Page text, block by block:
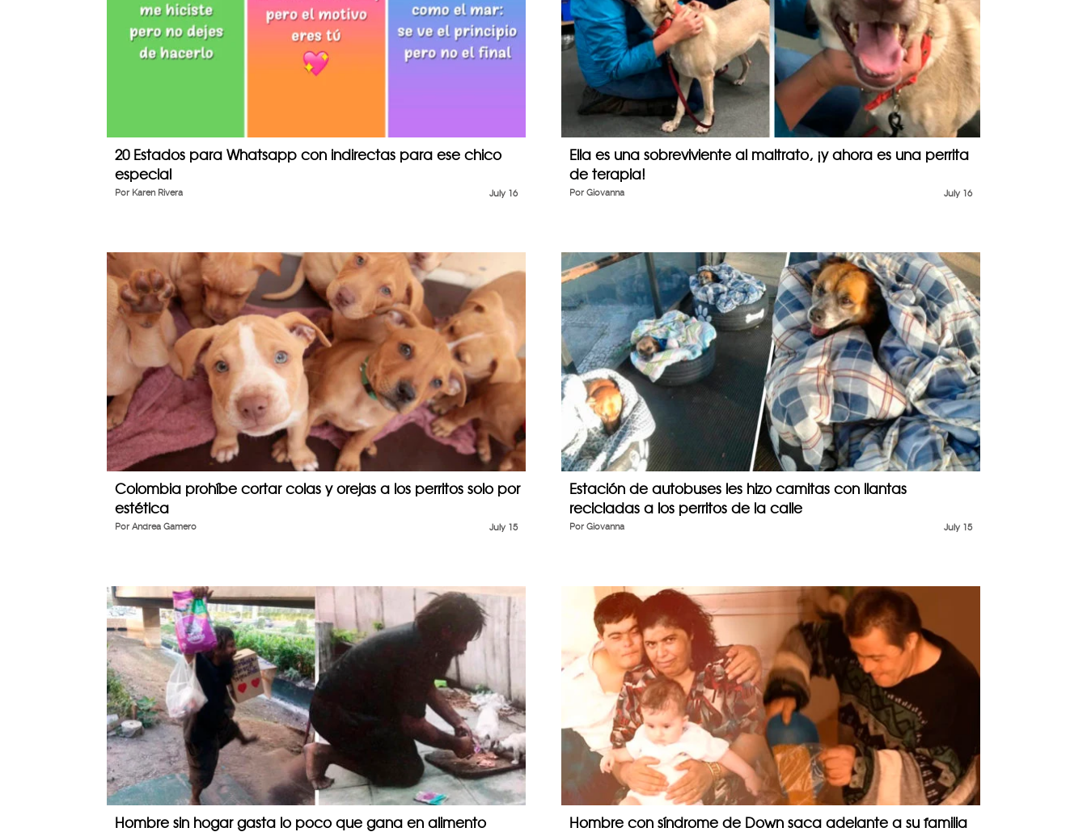
20 Estados para Whatsapp con indirectas para ese chico
especial
July 16
Por Karen Rivera
Ella es una sobreviviente al maltrato, ¡y ahora es una perrita
de terapia!
July 16
Por Giovanna
Colombia prohíbe cortar colas y orejas a los perritos solo por
estética
July 15
Por Andrea Gamero
Estación de autobuses les hizo camitas con llantas
recicladas a los perritos de la calle
July 15
Por Giovanna
Hombre sin hogar gasta lo poco que gana en alimento
Hombre con síndrome de Down saca adelante a su familia